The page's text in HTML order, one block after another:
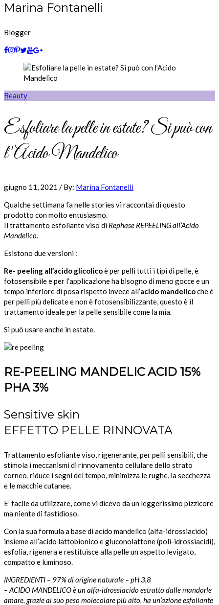
Marina Fontanelli
Blogger
Beauty
Esfoliare la pelle in estate? Si può con
l’Acido Mandelico
giugno 11, 2021 / By: Marina Fontanelli
Qualche settimana fa nelle stories vi raccontai di questo
prodotto con molto entusiasmo.
Il trattamento esfoliante viso di Rephase REPEELING all’Acido
Mandelico.
Esistono due versioni :
Re- peeling all’acido glicolicoè per pelli tutti i tipi di pelle, è
fotosensibile e per l’applicazione ha bisogno di meno gocce e un
tempo inferiore di posa rispetto invece all’acido mandelicoche è
per pelli più delicate e non è fotosensibilizzante, questo è il
trattamento ideale per la pelle sensibile come la mia.
Si può usare anche in estate.
RE-PEELING MANDELIC ACID 15%
PHA 3%
Sensitive skin
EFFETTO PELLE RINNOVATA
Trattamento esfoliante viso, rigenerante, per pelli sensibili, che
stimola i meccanismi di rinnovamento cellulare dello strato
corneo, riduce i segni del tempo, minimizza le rughe, la secchezza
e le macchie cutanee.
E’ facile da utilizzare, come vi dicevo da un leggerissimo pizzicore
ma niente di fastidioso.
Con la sua formula a base di acido mandelico (alfa-idrossiacido)
insieme all’acido lattobionico e gluconolattone (poli-idrossiacidi),
esfolia, rigenera e restituisce alla pelle un aspetto levigato,
compatto e luminoso.
INGREDIENTI – 97% di origine naturale – pH 3,8
– ACIDO MANDELICO è un alfa-idrossiacido estratto dalle mandorle
amare, grazie al suo peso molecolare più alto, ha un’azione esfoliante